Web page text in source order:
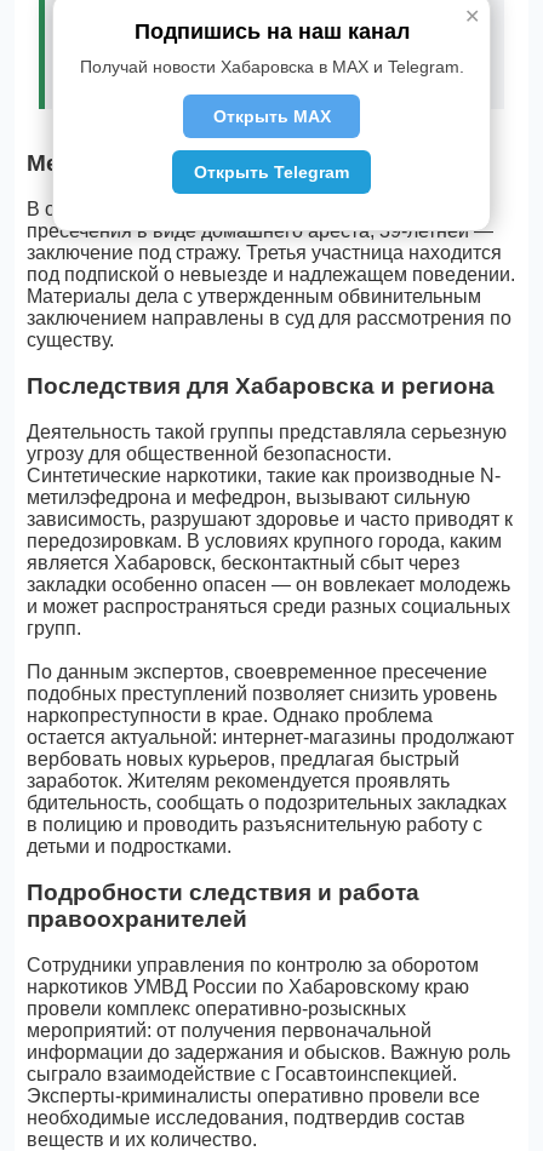
действиям правоохранительных органов. Все
участники будут отвечать по всей
строгости закона», — отметили в
Меры пресечения
В отношении 33-летней обвиняемой избрана мера
пресечения в виде домашнего ареста, 39-летней —
заключение под стражу. Третья участница находится
под подпиской о невыезде и надлежащем поведении.
Материалы дела с утвержденным обвинительным
заключением направлены в суд для рассмотрения по
существу.
Последствия для Хабаровска и региона
Деятельность такой группы представляла серьезную
угрозу для общественной безопасности.
Синтетические наркотики, такие как производные N-
метилэфедрона и мефедрон, вызывают сильную
зависимость, разрушают здоровье и часто приводят к
передозировкам. В условиях крупного города, каким
является Хабаровск, бесконтактный сбыт через
закладки особенно опасен — он вовлекает молодежь
и может распространяться среди разных социальных
групп.
По данным экспертов, своевременное пресечение
подобных преступлений позволяет снизить уровень
наркопреступности в крае. Однако проблема
остается актуальной: интернет-магазины продолжают
вербовать новых курьеров, предлагая быстрый
заработок. Жителям рекомендуется проявлять
бдительность, сообщать о подозрительных закладках
в полицию и проводить разъяснительную работу с
детьми и подростками.
Подробности следствия и работа
правоохранителей
Сотрудники управления по контролю за оборотом
наркотиков УМВД России по Хабаровскому краю
провели комплекс оперативно-розыскных
мероприятий: от получения первоначальной
информации до задержания и обысков. Важную роль
сыграло взаимодействие с Госавтоинспекцией.
Эксперты-криминалисты оперативно провели все
необходимые исследования, подтвердив состав
веществ и их количество.
✕
Подпишись на наш канал
Получай новости Хабаровска в MAX и Telegram.
Открыть MAX
Открыть Telegram